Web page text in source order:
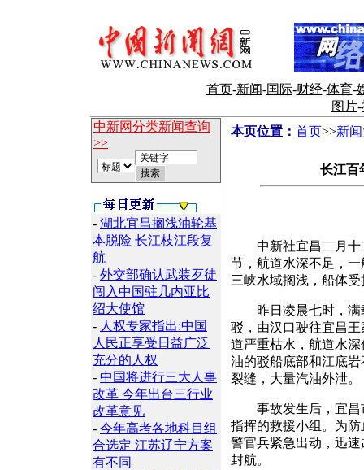
首页-新闻-国际-财经-体育-
图片-
中新网分类新闻查询
>>
- 湖北宜昌搁浅油轮基
本脱险 长江枝江段复
航
- 外交部确认武装歹徒
闯入中国驻几内亚比
绍大使馆
- 人权专家指出:中国
人民正享受日益广泛
充分的人权
- 中国将进行三大人事
改革 今年出台三行业
改革意见
- 今年高考各地科目组
合选定 江苏辽宁方案
有不同
本页位置： 首页>>新
长江百
中新社宜昌二月十
节，航道水深不足，
三峡水域搁浅，船体
昨日凌晨七时，满载
驳，由汉口驶往宜昌
道严重枯水，航道水
油的驳船底部和江底
裂缝，大量汽油外泄。
事故发生后，宜昌
指挥的救援小组。为
警官兵紧急出动，迅
封航。